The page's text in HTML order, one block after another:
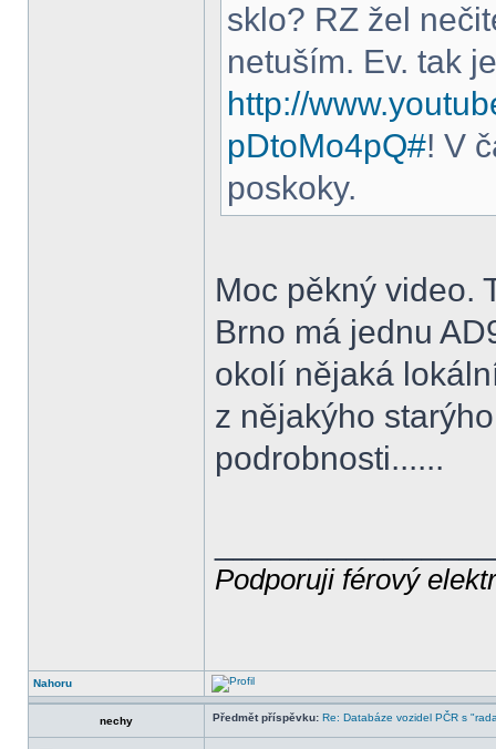
sklo? RZ žel
netuším. Ev. tak
http://
pDtoMo4pQ#! V
poskoky.
Moc pěkný video.
Brno má jednu
okolí nějaká
z nějakýho
podrobnosti......
Podporuji férový
Nahoru
nechy Předmět příspěvku: Re: Databáze vozidel PČR s